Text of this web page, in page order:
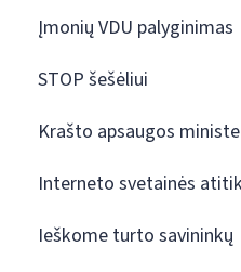
Įmonių VDU palyginimas
STOP šešėliui
Krašto apsaugos
Interneto svetainės
Ieškome turto savininkų